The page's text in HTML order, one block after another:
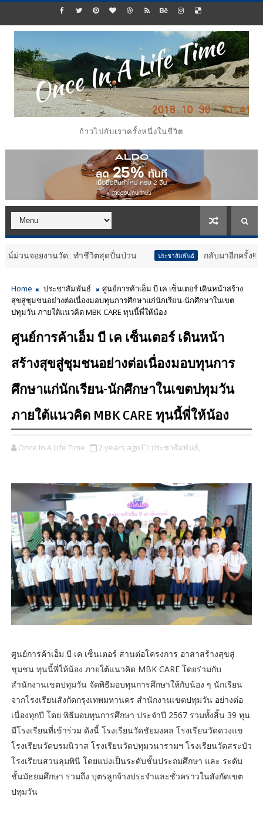
ก้าวไปกับเราครั้งหนึ่งในชีวิต
วัด.. ทำชีวิตสุดปั่นป่วน ประชาสัมพันธ์ กลับมาอีกครั้ง!! ทัพไดโนเสาร์
Home ประชาสัมพันธ์
ศูนย์การค้าเอ็ม บี เค เซ็นเตอร์ เดินหน้าสร้าง
สุขสู่ชุมชนอย่างต่อเนื่องมอบทุนการศึกษาแก่นักเรียน-นักศึกษาในเขต
ปทุมวัน ภายใต้แนวคิด MBK CARE ทุนนี้พี่ให้น้อง
ศูนย์การค้าเอ็ม บี เค เซ็นเตอร์ เดินหน้า
สร้างสุขสู่ชุมชนอย่างต่อเนื่องมอบทุนการ
ศึกษาแก่นักเรียน-นักศึกษาในเขตปทุมวัน
ภายใต้แนวคิด MBK CARE ทุนนี้พี่ให้น้อง
Once In A Life Time 2 years ago ประชาสัมพันธ์,
ศูนย์การค้าเอ็ม บี เค เซ็นเตอร์ สานต่อโครงการ อาสาสร้างสุขสู่
ชุมชน ทุนนี้พี่ให้น้อง ภายใต้แนวคิด MBK CARE โดยร่วมกับ
สำนักงานเขตปทุมวัน จัดพิธีมอบทุนการศึกษาให้กับน้อง ๆ นักเรียน
จากโรงเรียนสังกัดกรุงเทพมหานคร สำนักงานเขตปทุมวัน อย่างต่อ
เนื่องทุกปี โดย พิธีมอบทุนการศึกษา ประจำปี 2567 รวมทั้งสิ้น 39 ทุน
มีโรงเรียนที่เข้าร่วม ดังนี้ โรงเรียนวัดชัยมงคล โรงเรียนวัดดวงแข
โรงเรียนวัดบรมนิวาส โรงเรียนวัดปทุมวนารามฯ โรงเรียนวัดสระบัว
โรงเรียนสวนลุมพินี โดยแบ่งเป็นระดับชั้นประถมศึกษา และ ระดับ
ชั้นมัธยมศึกษา รวมถึง บุตรลูกจ้างประจำและชั่วคราวในสังกัดเขต
ปทุมวัน